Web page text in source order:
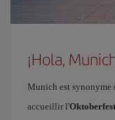
¡Hola,
Munich est synonyme
accueillir l'Oktoberfest